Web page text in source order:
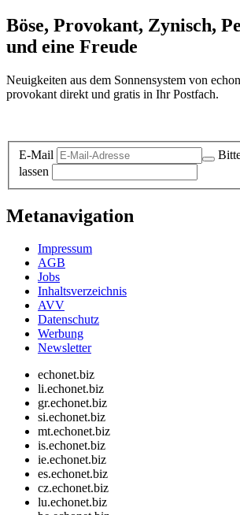
Böse, Provokant, Zynisch,
und eine Freude
Neuigkeiten aus dem Sonnensystem von
provokant direkt und gratis in Ihr Postfach.
E-Mail
lassen
Metanavigation
Impressum
AGB
Jobs
Inhaltsverzeichnis
AVV
Datenschutz
Werbung
Newsletter
echonet.biz
li.echonet.biz
gr.echonet.biz
si.echonet.biz
mt.echonet.biz
is.echonet.biz
ie.echonet.biz
es.echonet.biz
cz.echonet.biz
lu.echonet.biz